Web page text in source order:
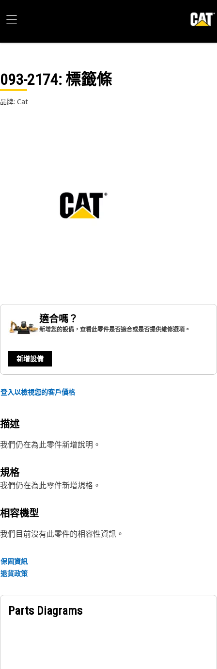
093-2174: 標籤條
品牌: Cat
適合嗎？
新增您的設備，查看此零件是否適合或是否提供維修選項。
新增設備
登入以檢視您的客戶價格
描述
我們仍在為此零件新增說明。
規格
我們仍在為此零件新增規格。
相容機型
我們目前沒有此零件的相容性資訊。
保固資訊
退貨政策
Parts Diagrams